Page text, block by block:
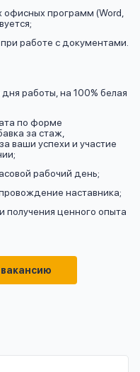
программ (Word,
работе с документами.
работы, на 100% белая
по форме
за стаж,
ваши успехи и участие
рабочий день;
наставника;
получения ценного опыта